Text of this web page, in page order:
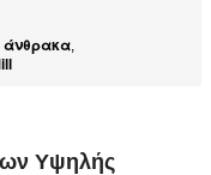
άνθρακα,
Υψηλής